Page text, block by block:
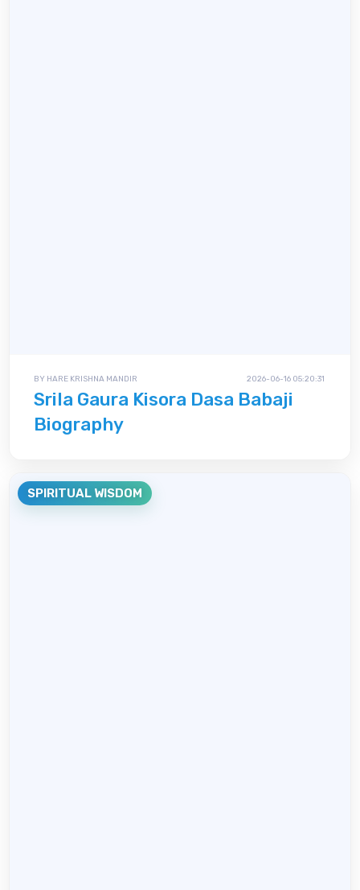
BY HARE KRISHNA MANDIR 2026-06-16 05:20:31
Srila Gaura Kisora Dasa Babaji
Biography
SPIRITUAL WISDOM